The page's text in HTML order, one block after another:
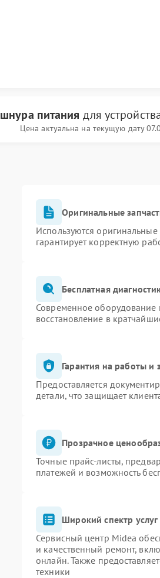
питания для
Цена актуальна на текущую дату
Оригинальные
Используются
гарантирует корректную
Бесплатная
Современное оборудование
восстановление в
Гарантия на работы и
Предоставляется
детали, что защищает
Прозрачное
Точные прайс-листы,
платежей и возможность
Широкий спектр услуг
Сервисный центр Midea
и качественный ремонт,
онлайн. Также
техники